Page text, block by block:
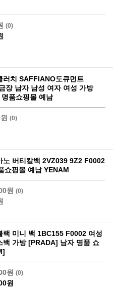
(0)
러치 SAFFIANO도큐먼트
장 남자 남성 여자 여성 가방
품쇼핑몰 예남
(0)
노 버티칼백 2VZ039 9Z2 F0002
쇼핑몰 예남 YENAM
원 (0)
랙 미니 백 1BC155 F0002 여성
백 가방 [PRADA] 남자 명품 쇼
원 (0)
원